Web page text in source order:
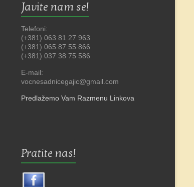
Javite nam se!
Telefoni:
(+381) 063 81 27 963
(+381) 065 87 55 866
(+381) 037 38 75 586
E-mail:
vocnesadnicegajic@gmail.com
Predlažemo Vam Razmenu Linkova
Pratite nas!